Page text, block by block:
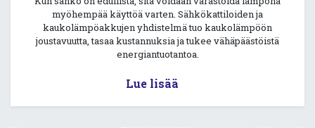
myöhempää käyttöä varten. Sähkökattiloiden ja
kaukolämpöakkujen yhdistelmä tuo kaukolämpöön
joustavuutta, tasaa kustannuksia ja tukee vähäpäästöistä
energiantuotantoa.
Lue lisää